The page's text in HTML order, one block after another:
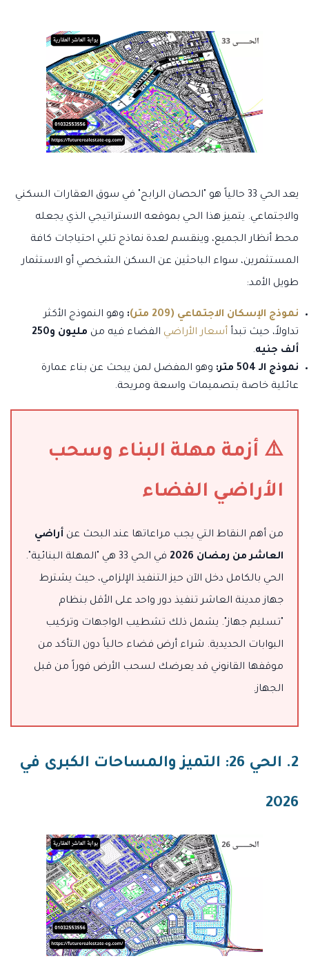
يعد الحي 33 حالياً هو "الحصان الرابح" في سوق العقارات السكني
والاجتماعي. يتميز هذا الحي بموقعه الاستراتيجي الذي يجعله
محط أنظار الجميع، وينقسم لعدة نماذج تلبي احتياجات كافة
المستثمرين، سواء الباحثين عن السكن الشخصي أو الاستثمار
طويل الأمد:
نموذج الإسكان الاجتماعي (209 متر) : وهو النموذج الأكثر
تداولاً، حيث تبدأ أسعار الأراضي الفضاء فيه من
مليون و250
ألف جنيه.
نموذج الـ 504 متر:
وهو المفضل لمن يبحث عن بناء عمارة
عائلية خاصة بتصميمات واسعة ومريحة.
⚠️ أزمة مهلة البناء وسحب
الأراضي الفضاء
من أهم النقاط التي يجب مراعاتها عند البحث عن أراضي
العاشر من رمضان 2026
في الحي 33 هي "المهلة البنائية".
الحي بالكامل دخل الآن حيز التنفيذ الإلزامي، حيث يشترط
جهاز مدينة العاشر تنفيذ دور واحد على الأقل بنظام
"تسليم جهاز". يشمل ذلك تشطيب الواجهات وتركيب
البوابات الحديدية. شراء أرض فضاء حالياً دون التأكد من
موقفها القانوني قد يعرضك لسحب الأرض فوراً من قبل
الجهاز.
2. الحي 26: التميز والمساحات الكبرى في
2026